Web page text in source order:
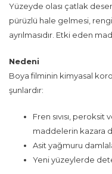
Yüzeyde olası çatlak
pürüzlü hale gelmesi,
ayrılmasıdır. Etki eden
Nedeni
Boya filminin kimyasal
şunlardır:
Fren sıvısı, peroksit
maddelerin kazara
Asit yağmuru
Yeni yüzeylerde